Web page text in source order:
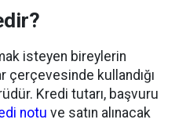
isteyen bireylerin
çerçevesinde kullandığı
Kredi tutarı, başvuru
notu ve satın alınacak